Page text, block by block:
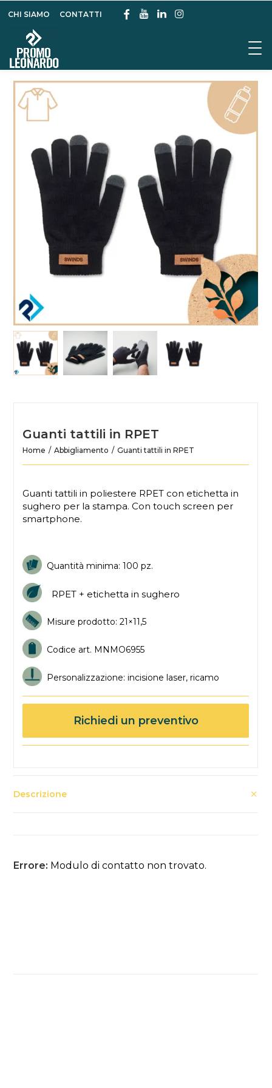
CHI SIAMO CONTATTI
Guanti tattili in RPET
Home Abbigliamento Guanti tattili in RPET
Guanti tattili in poliestere RPET con etichetta in
sughero per la stampa. Con touch screen per
smartphone.
Quantità minima: 100 pz.
RPET + etichetta in sughero
Misure prodotto: 21×11,5
Codice art. MNMO6955
Personalizzazione: incisione laser, ricamo
Richiedi un preventivo
Descrizione
Errore: Modulo di contatto non trovato.